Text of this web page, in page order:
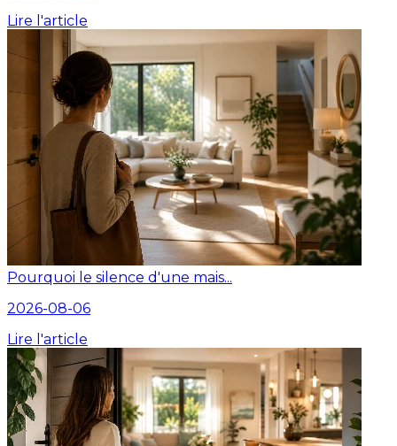
Lire l'article
Pourquoi le silence d'une mais...
2026-08-06
Lire l'article